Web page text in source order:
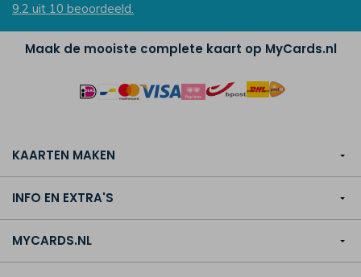
9.2 uit 10 beoordeeld.
Maak de mooiste complete kaart op MyCards.nl
KAARTEN MAKEN
INFO EN EXTRA'S
MYCARDS.NL